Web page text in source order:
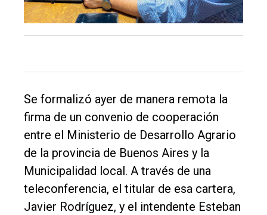
El
único
Inicio
Tendencia
Int.
General
Política
Se formalizó ayer de manera remota la
firma de un convenio de cooperación
entre el Ministerio de Desarrollo Agrario
de la provincia de Buenos Aires y la
Municipalidad local. A través de una
teleconferencia, el titular de esa cartera,
Javier Rodríguez, y el intendente Esteban